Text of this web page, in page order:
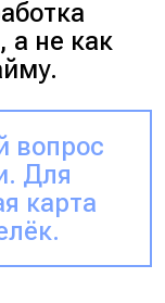
а не как
вопрос
Для
карта